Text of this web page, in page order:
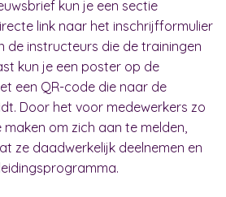
kun je een sectie
link naar het inschrijfformulier
de instructeurs die de trainingen
kun je een poster op de
een QR-code die naar de
Door het voor medewerkers zo
om zich aan te melden,
ze daadwerkelijk deelnemen en